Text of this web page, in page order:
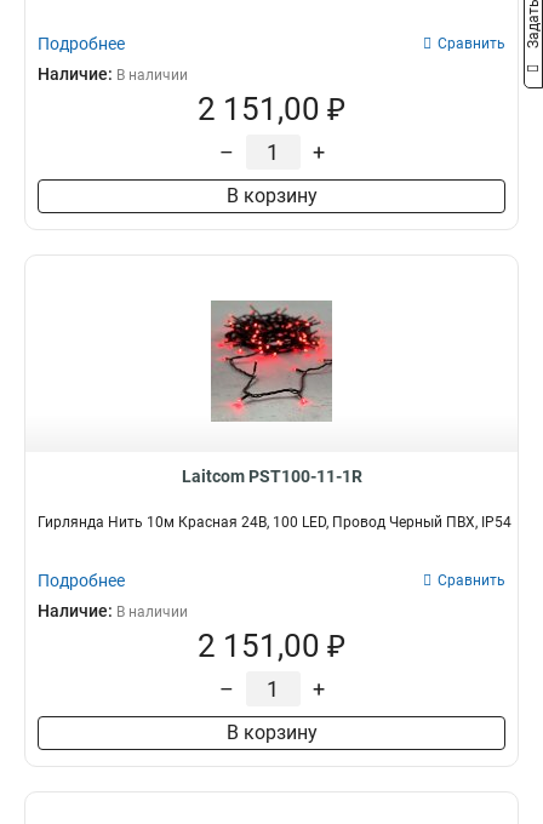
Подробнее Сравнить
Наличие: В наличии
2 151,00 ₽
– +
В корзину
Laitcom PST100-11-1R
Гирлянда Нить 10м Красная 24В, 100 LED, Провод Черный ПВХ, IP54
Подробнее Сравнить
Наличие: В наличии
2 151,00 ₽
– +
В корзину